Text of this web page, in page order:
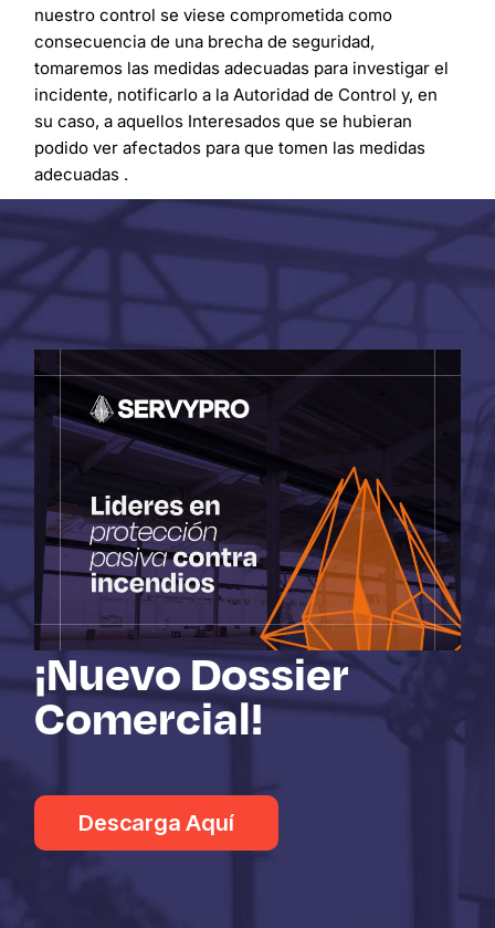
nuestro control se viese comprometida como
consecuencia de una brecha de seguridad,
tomaremos las medidas adecuadas para investigar el
incidente, notificarlo a la Autoridad de Control y, en
su caso, a aquellos Interesados que se hubieran
podido ver afectados para que tomen las medidas
adecuadas .
¡Nuevo Dossier
Comercial!
Descarga Aquí